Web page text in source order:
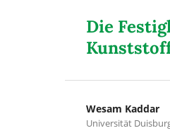
Die
Wesam Kaddar
Universität